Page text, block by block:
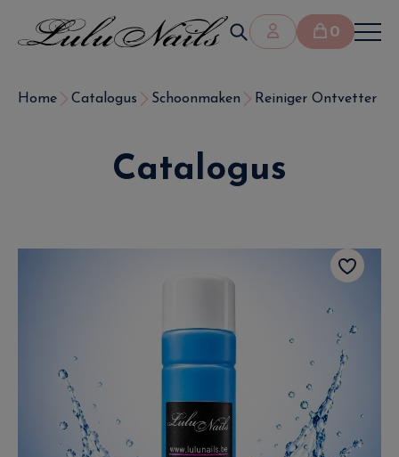
0
Home Catalogus Schoonmaken Reiniger Ontvetter
Catalogus